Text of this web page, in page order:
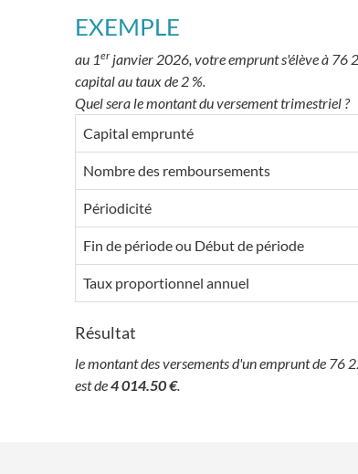
EXEMPLE
au 1erjanvier 2026, votre emprunt s'élève à 76
capital au taux de 2 %.
Quel sera le montant du versement trimestriel ?
Capital emprunté
Nombre des remboursements
Périodicité
Fin de période ou Début de période
Taux proportionnel annuel
Résultat
le montant des versements d'un emprunt de 76
est de4 014.50 €.